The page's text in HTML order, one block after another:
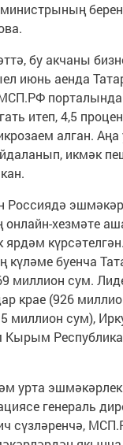
министрының
бу акчаны
июнь аенда
итеп, 4,5
алган.
икмәк
Россиядә
хезмәте
күрсәтелгән.
буенча
миллион сум.
крае (926
миллион сум),
Кырым
урта
генераль
сүзләренчә,